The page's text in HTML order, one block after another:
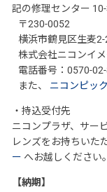
記の修理センター
〒230-0052
横浜市鶴見区生麦2-
株式会社ニコンイ
電話番号：0570-
また、 ニコンピッ
・持込受付先
ニコンプラザ、サー
レンズをお持ちいた
ー へお越しください。
【納期】